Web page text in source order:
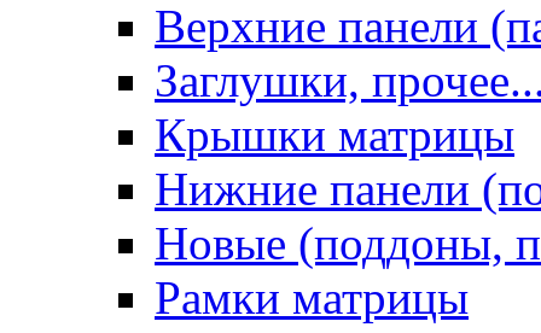
Верхние панели
Заглушки,
Крышки матрицы
Нижние панели
Новые (поддоны,
Рамки матрицы